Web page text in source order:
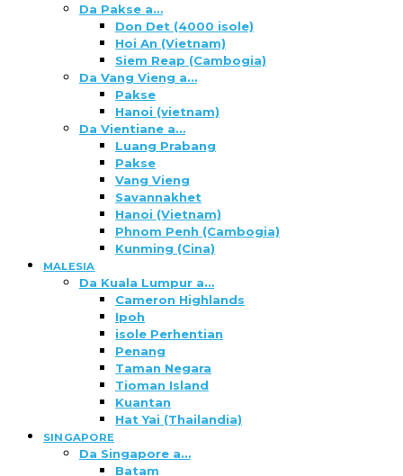
Da Pakse a…
Don Det (4000 isole)
Hoi An (Vietnam)
Siem Reap (Cambogia)
Da Vang Vieng a…
Pakse
Hanoi (vietnam)
Da Vientiane a…
Luang Prabang
Pakse
Vang Vieng
Savannakhet
Hanoi (Vietnam)
Phnom Penh (Cambogia)
Kunming (Cina)
MALESIA
Da Kuala Lumpur a…
Cameron Highlands
Ipoh
isole Perhentian
Penang
Taman Negara
Tioman Island
Kuantan
Hat Yai (Thailandia)
SINGAPORE
Da Singapore a…
Batam